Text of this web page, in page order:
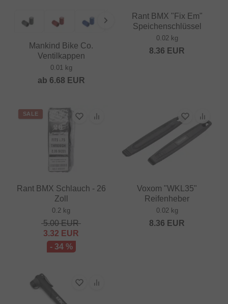
Mankind Bike Co.
Ventilkappen
0.01 kg
ab 6.68 EUR
Rant BMX "Fix Em"
Speichenschlüssel
0.02 kg
8.36 EUR
SALE
Rant BMX Schlauch - 26
Zoll
0.2 kg
5.00EUR
3.32 EUR
- 34 %
Voxom "WKL35"
Reifenheber
0.02 kg
8.36 EUR